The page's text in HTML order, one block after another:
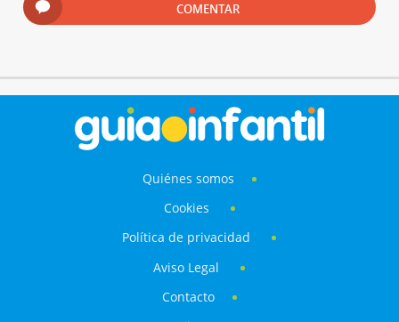
COMENTAR
Quiénes somos
Cookies
Política de privacidad
Aviso Legal
Contacto